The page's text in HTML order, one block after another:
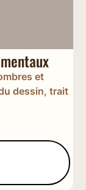
et
dessin, trait